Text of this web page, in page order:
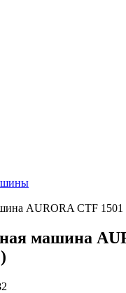
AURORA CTF 1501
машина